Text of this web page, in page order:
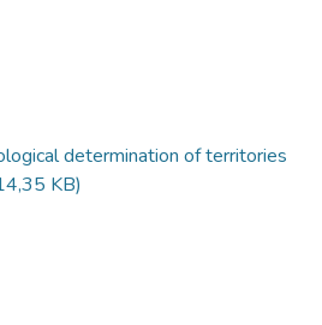
determination of territories
KB)